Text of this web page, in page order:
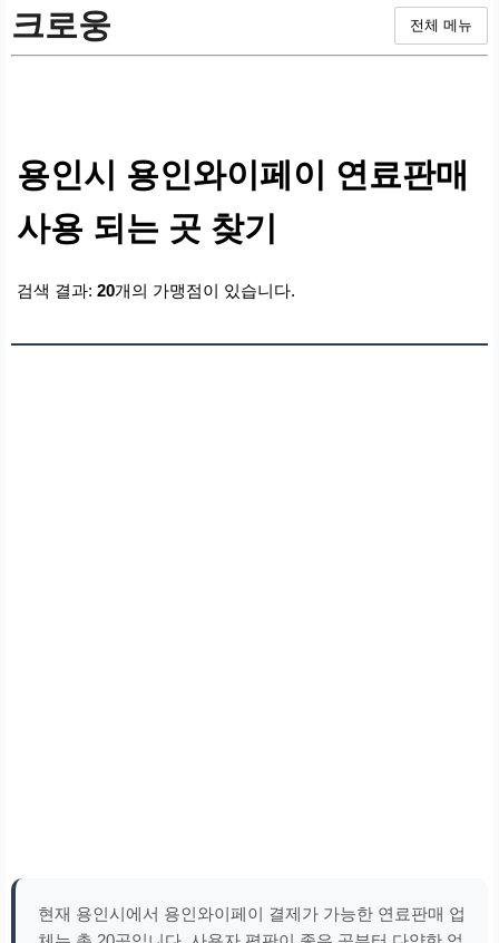
크로웅 전체 메뉴
용인시 용인와이페이 연료판매
사용 되는 곳 찾기
검색 결과: 20개의 가맹점이 있습니다.
현재 용인시에서 용인와이페이 결제가 가능한 연료판매 업